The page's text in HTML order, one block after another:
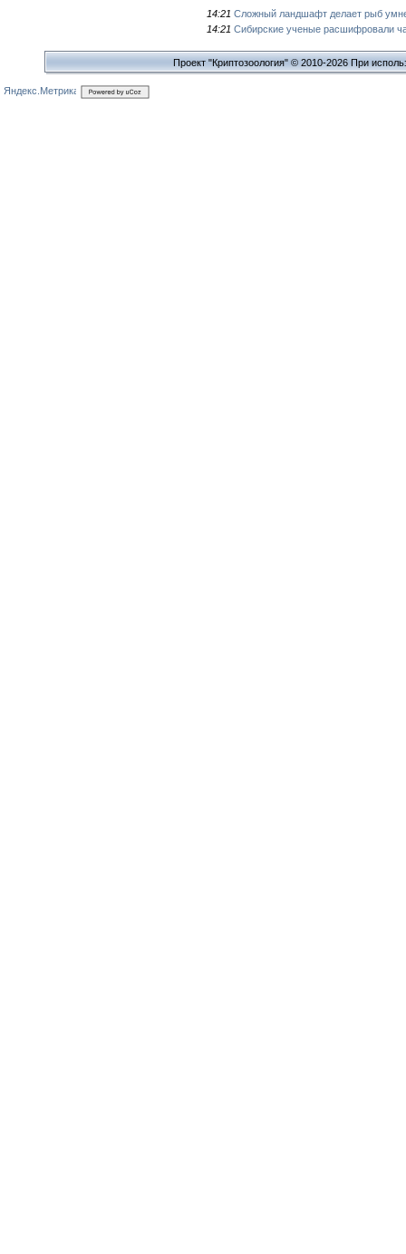
14:21 Сложный ландшафт делает рыб
14:21 Сибирские ученые расшифровали
Проект "Криптозоология" © 2010-2026 При